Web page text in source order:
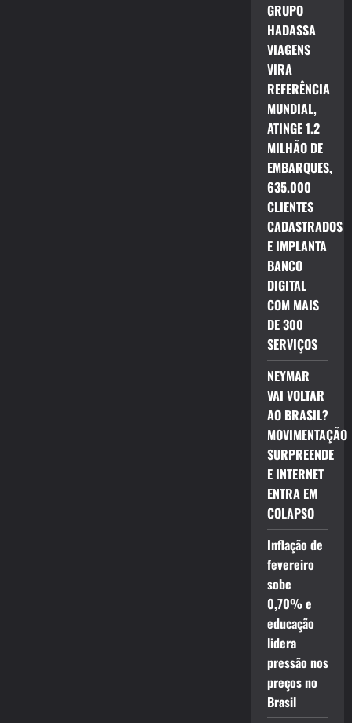
GRUPO
HADASSA
VIAGENS
VIRA
REFERÊNCIA
MUNDIAL,
ATINGE 1.2
MILHÃO DE
EMBARQUES,
635.000
CLIENTES
CADASTRADOS
E IMPLANTA
BANCO
DIGITAL
COM MAIS
DE 300
SERVIÇOS
NEYMAR
VAI VOLTAR
AO BRASIL?
MOVIMENTAÇÃO
SURPREENDE
E INTERNET
ENTRA EM
COLAPSO
Inflação de
fevereiro
sobe
0,70% e
educação
lidera
pressão nos
preços no
Brasil